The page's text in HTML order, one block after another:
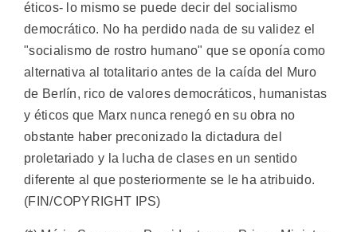
éticos- lo mismo se puede decir del socialismo
democrático. No ha perdido nada de su validez el
"socialismo de rostro humano" que se oponía como
alternativa al totalitario antes de la caída del Muro
de Berlín, rico de valores democráticos, humanistas
y éticos que Marx nunca renegó en su obra no
obstante haber preconizado la dictadura del
proletariado y la lucha de clases en un sentido
diferente al que posteriormente se le ha atribuido.
(FIN/COPYRIGHT IPS)